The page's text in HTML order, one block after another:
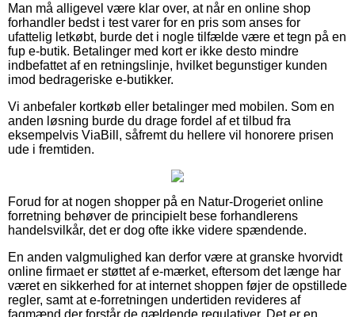
Man må alligevel være klar over, at når en online shop
forhandler bedst i test varer for en pris som anses for
ufattelig letkøbt, burde det i nogle tilfælde være et tegn på en
fup e-butik. Betalinger med kort er ikke desto mindre
indbefattet af en retningslinje, hvilket begunstiger kunden
imod bedrageriske e-butikker.
Vi anbefaler kortkøb eller betalinger med mobilen. Som en
anden løsning burde du drage fordel af et tilbud fra
eksempelvis ViaBill, såfremt du hellere vil honorere prisen
ude i fremtiden.
Forud for at nogen shopper på en Natur-Drogeriet online
forretning behøver de principielt bese forhandlerens
handelsvilkår, det er dog ofte ikke videre spændende.
En anden valgmulighed kan derfor være at granske hvorvidt
online firmaet er støttet af e-mærket, eftersom det længe har
været en sikkerhed for at internet shoppen føjer de opstillede
regler, samt at e-forretningen undertiden revideres af
fagmænd der forstår de gældende regulativer. Det er en